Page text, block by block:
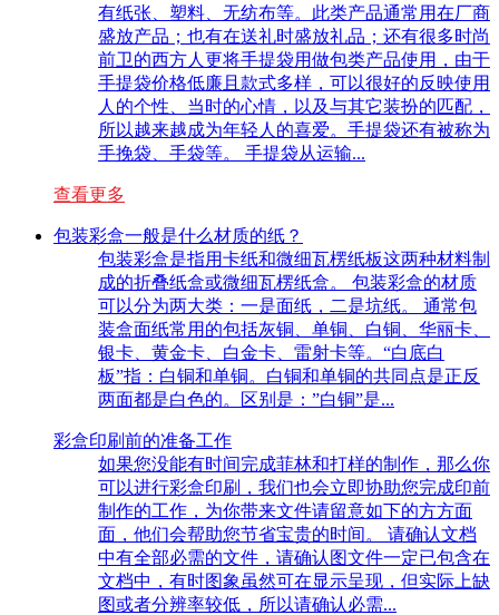
有纸张、塑料、无纺布等。此类产品通常用在厂商
盛放产品；也有在送礼时盛放礼品；还有很多时尚
前卫的西方人更将手提袋用做包类产品使用，由于
手提袋价格低廉且款式多样，可以很好的反映使用
人的个性、当时的心情，以及与其它装扮的匹配，
所以越来越成为年轻人的喜爱。手提袋还有被称为
手挽袋、手袋等。 手提袋从运输...
查看更多
包装彩盒一般是什么材质的纸？
包装彩盒是指用卡纸和微细瓦楞纸板这两种材料制
成的折叠纸盒或微细瓦楞纸盒。 包装彩盒的材质
可以分为两大类：一是面纸，二是坑纸。 通常包
装盒面纸常用的包括灰铜、单铜、白铜、华丽卡、
银卡、黄金卡、白金卡、雷射卡等。“白底白
板”指：白铜和单铜。白铜和单铜的共同点是正反
两面都是白色的。区别是：”白铜”是...
彩盒印刷前的准备工作
如果您没能有时间完成菲林和打样的制作，那么你
可以进行彩盒印刷，我们也会立即协助您完成印前
制作的工作，为你带来文件请留意如下的方方面
面，他们会帮助您节省宝贵的时间。 请确认文档
中有全部必需的文件，请确认图文件一定已包含在
文档中，有时图象虽然可在显示呈现，但实际上缺
图或者分辨率较低，所以请确认必需...